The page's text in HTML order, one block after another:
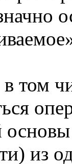
в том
из